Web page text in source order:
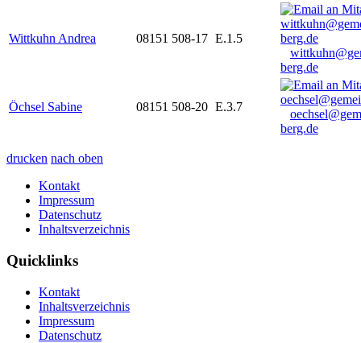
Wittkuhn Andrea 08151 508-17 E.1.5
berg.de
Öchsel Sabine 08151 508-20 E.3.7
berg.de
drucken nach oben
Kontakt
Impressum
Datenschutz
Inhaltsverzeichnis
Quicklinks
Kontakt
Inhaltsverzeichnis
Impressum
Datenschutz